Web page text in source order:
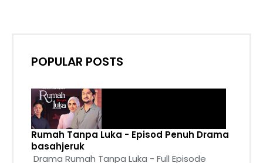
POPULAR POSTS
Rumah Tanpa Luka - Episod Penuh Drama
basahjeruk
Drama Rumah Tanpa Luka - Full Episode